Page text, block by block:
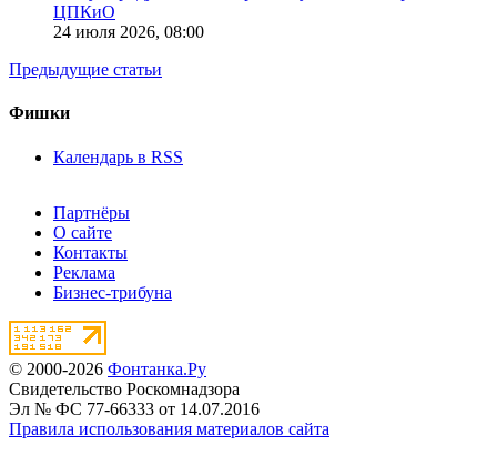
ЦПКиО
24 июля 2026, 08:00
Предыдущие статьи
Фишки
Календарь в RSS
Партнёры
О сайте
Контакты
Реклама
Бизнес-трибуна
© 2000-2026 Фонтанка.Ру
Свидетельство Роскомнадзора
Эл № ФС 77-66333 от 14.07.2016
Правила использования материалов сайта